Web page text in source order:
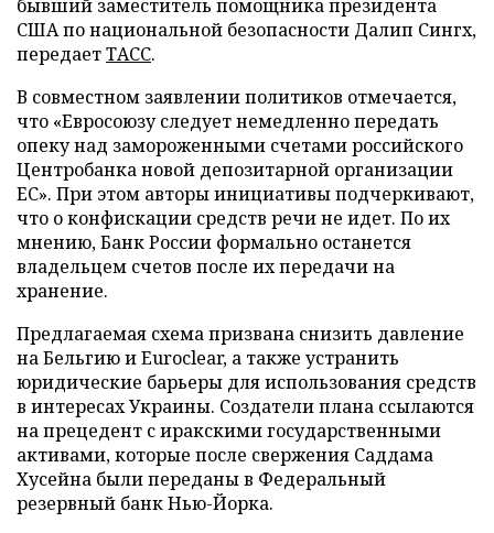
бывший заместитель помощника президента
США по национальной безопасности Далип Сингх,
передаетТАСС.
В совместном заявлении политиков отмечается,
что «Евросоюзу следует немедленно передать
опеку над замороженными счетами российского
Центробанка новой депозитарной организации
ЕС». При этом авторы инициативы подчеркивают,
что о конфискации средств речи не идет. По их
мнению, Банк России формально останется
владельцем счетов после их передачи на
хранение.
Предлагаемая схема призвана снизить давление
на Бельгию и Euroclear, а также устранить
юридические барьеры для использования средств
в интересах Украины. Создатели плана ссылаются
на прецедент с иракскими государственными
активами, которые после свержения Саддама
Хусейна были переданы в Федеральный
резервный банк Нью-Йорка.